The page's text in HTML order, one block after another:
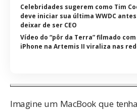
Celebridades sugerem como Tim
deve iniciar sua última WWDC
deixar de ser CEO
Vídeo do “pôr da Terra” filmado com
iPhone na Artemis II viraliza nas
Imagine um MacBook que